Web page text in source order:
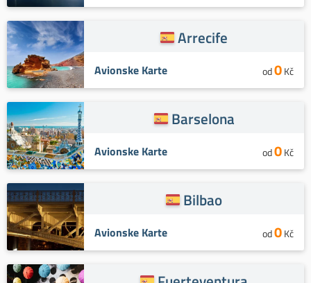
Arrecife
Avionske Karte od0Kč
Barselona
Avionske Karte od0Kč
Bilbao
Avionske Karte od0Kč